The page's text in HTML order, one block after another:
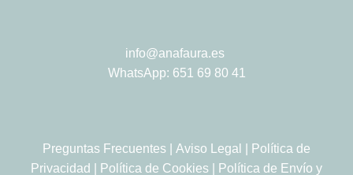
info@anafaura.es
WhatsApp: 651 69 80 41
Preguntas Frecuentes Aviso Legal
Política de
Privacidad
Política de Cookies Política de Envío y